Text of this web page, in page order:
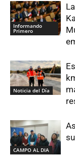
Informando
Primero
Noticia del Día
CAMPO AL DIA